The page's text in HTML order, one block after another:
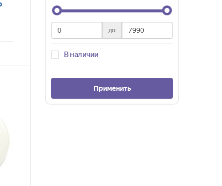
до
В наличии
Применить